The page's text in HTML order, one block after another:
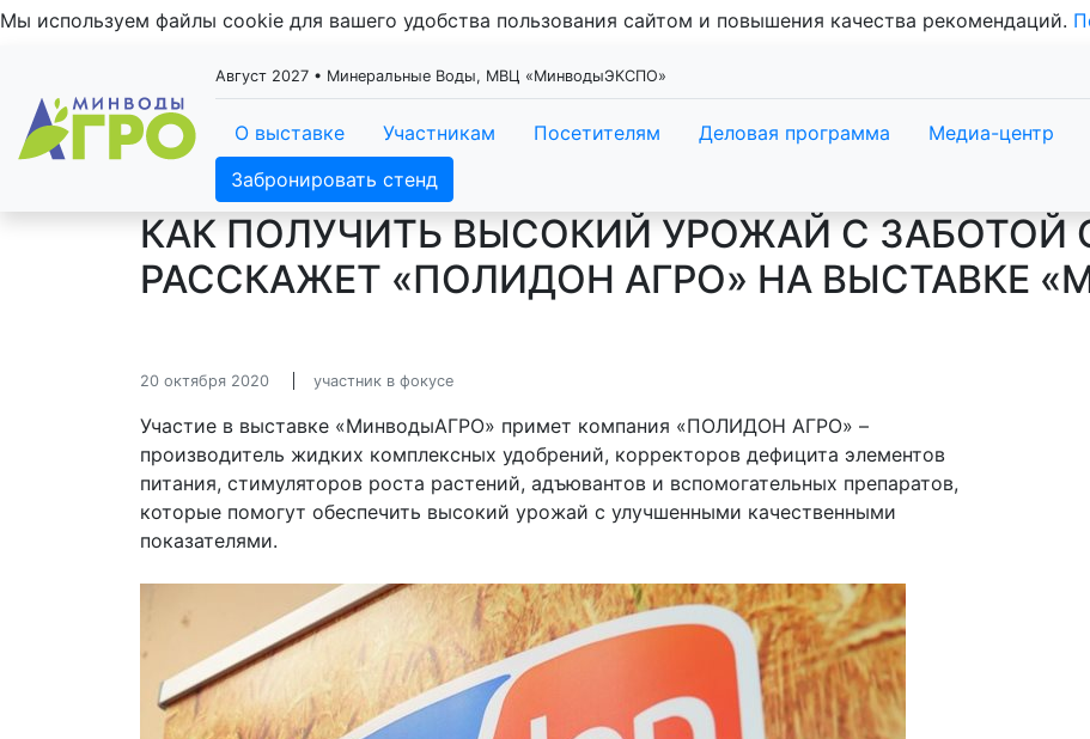
Мы используем файлы cookie для вашего удобства пользования сайтом и повышения качества рекомендаций.
Август 2027 • Минеральные Воды, МВЦ «МинводыЭКСПО»
О выставке Участникам Посетителям Деловая программа
Медиа-центр
Забронировать стенд
КАК ПОЛУЧИТЬ ВЫСОКИЙ УРОЖАЙ С ЗАБОТОЙ
РАССКАЖЕТ «ПОЛИДОН АГРО» НА ВЫСТАВКЕ
20 октября 2020 участник в фокусе
Участие в выставке «МинводыАГРО» примет компания «ПОЛИДОН АГРО» –
производитель жидких комплексных удобрений, корректоров дефицита элементов
питания, стимуляторов роста растений, адъювантов и вспомогательных препаратов,
которые помогут обеспечить высокий урожай с улучшенными качественными
показателями.